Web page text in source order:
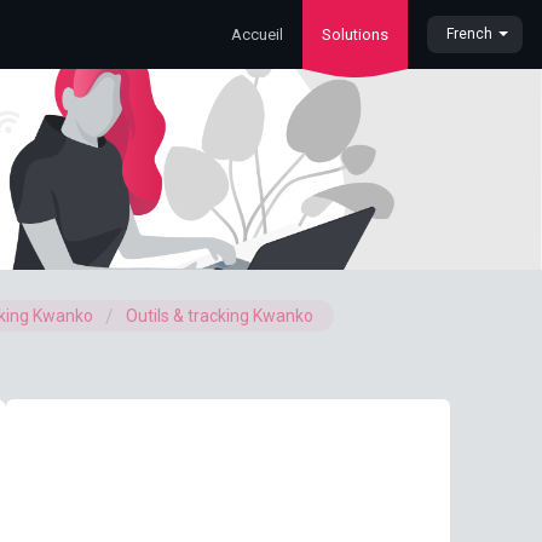
Accueil Solutions French
Kwanko Outils & tracking Kwanko